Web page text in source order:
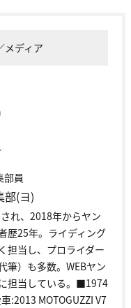
メディア
部員
部(ヨ)
れ、2018年からヤン
歴25年。ライディング
担当し、プロライダー
筆）も多数。WEBヤン
担当している。■1974
:2013 MOTOGUZZI V7